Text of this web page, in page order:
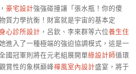
豪宅設計強強碰撞讓「張水瓶！你的傻
質力學抗衡！財富就是宇宙的基本定
心診所設計 ，呂欽、李來群等六位養生住
進入了一種極端的強迫協調模式，這是一
國冠軍則將在元老組展開單綠設計師循環
賞性的象棋巔峰禪風室內設計盛宴，將于